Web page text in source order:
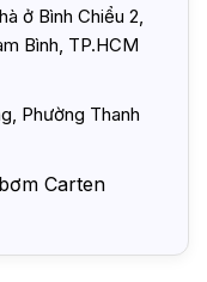
ở Bình Chiểu 2,
Bình, TP.HCM
Phường Thanh
Carten